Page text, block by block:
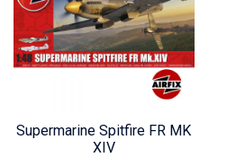
Supermarine Spitfire FR MK
XIV